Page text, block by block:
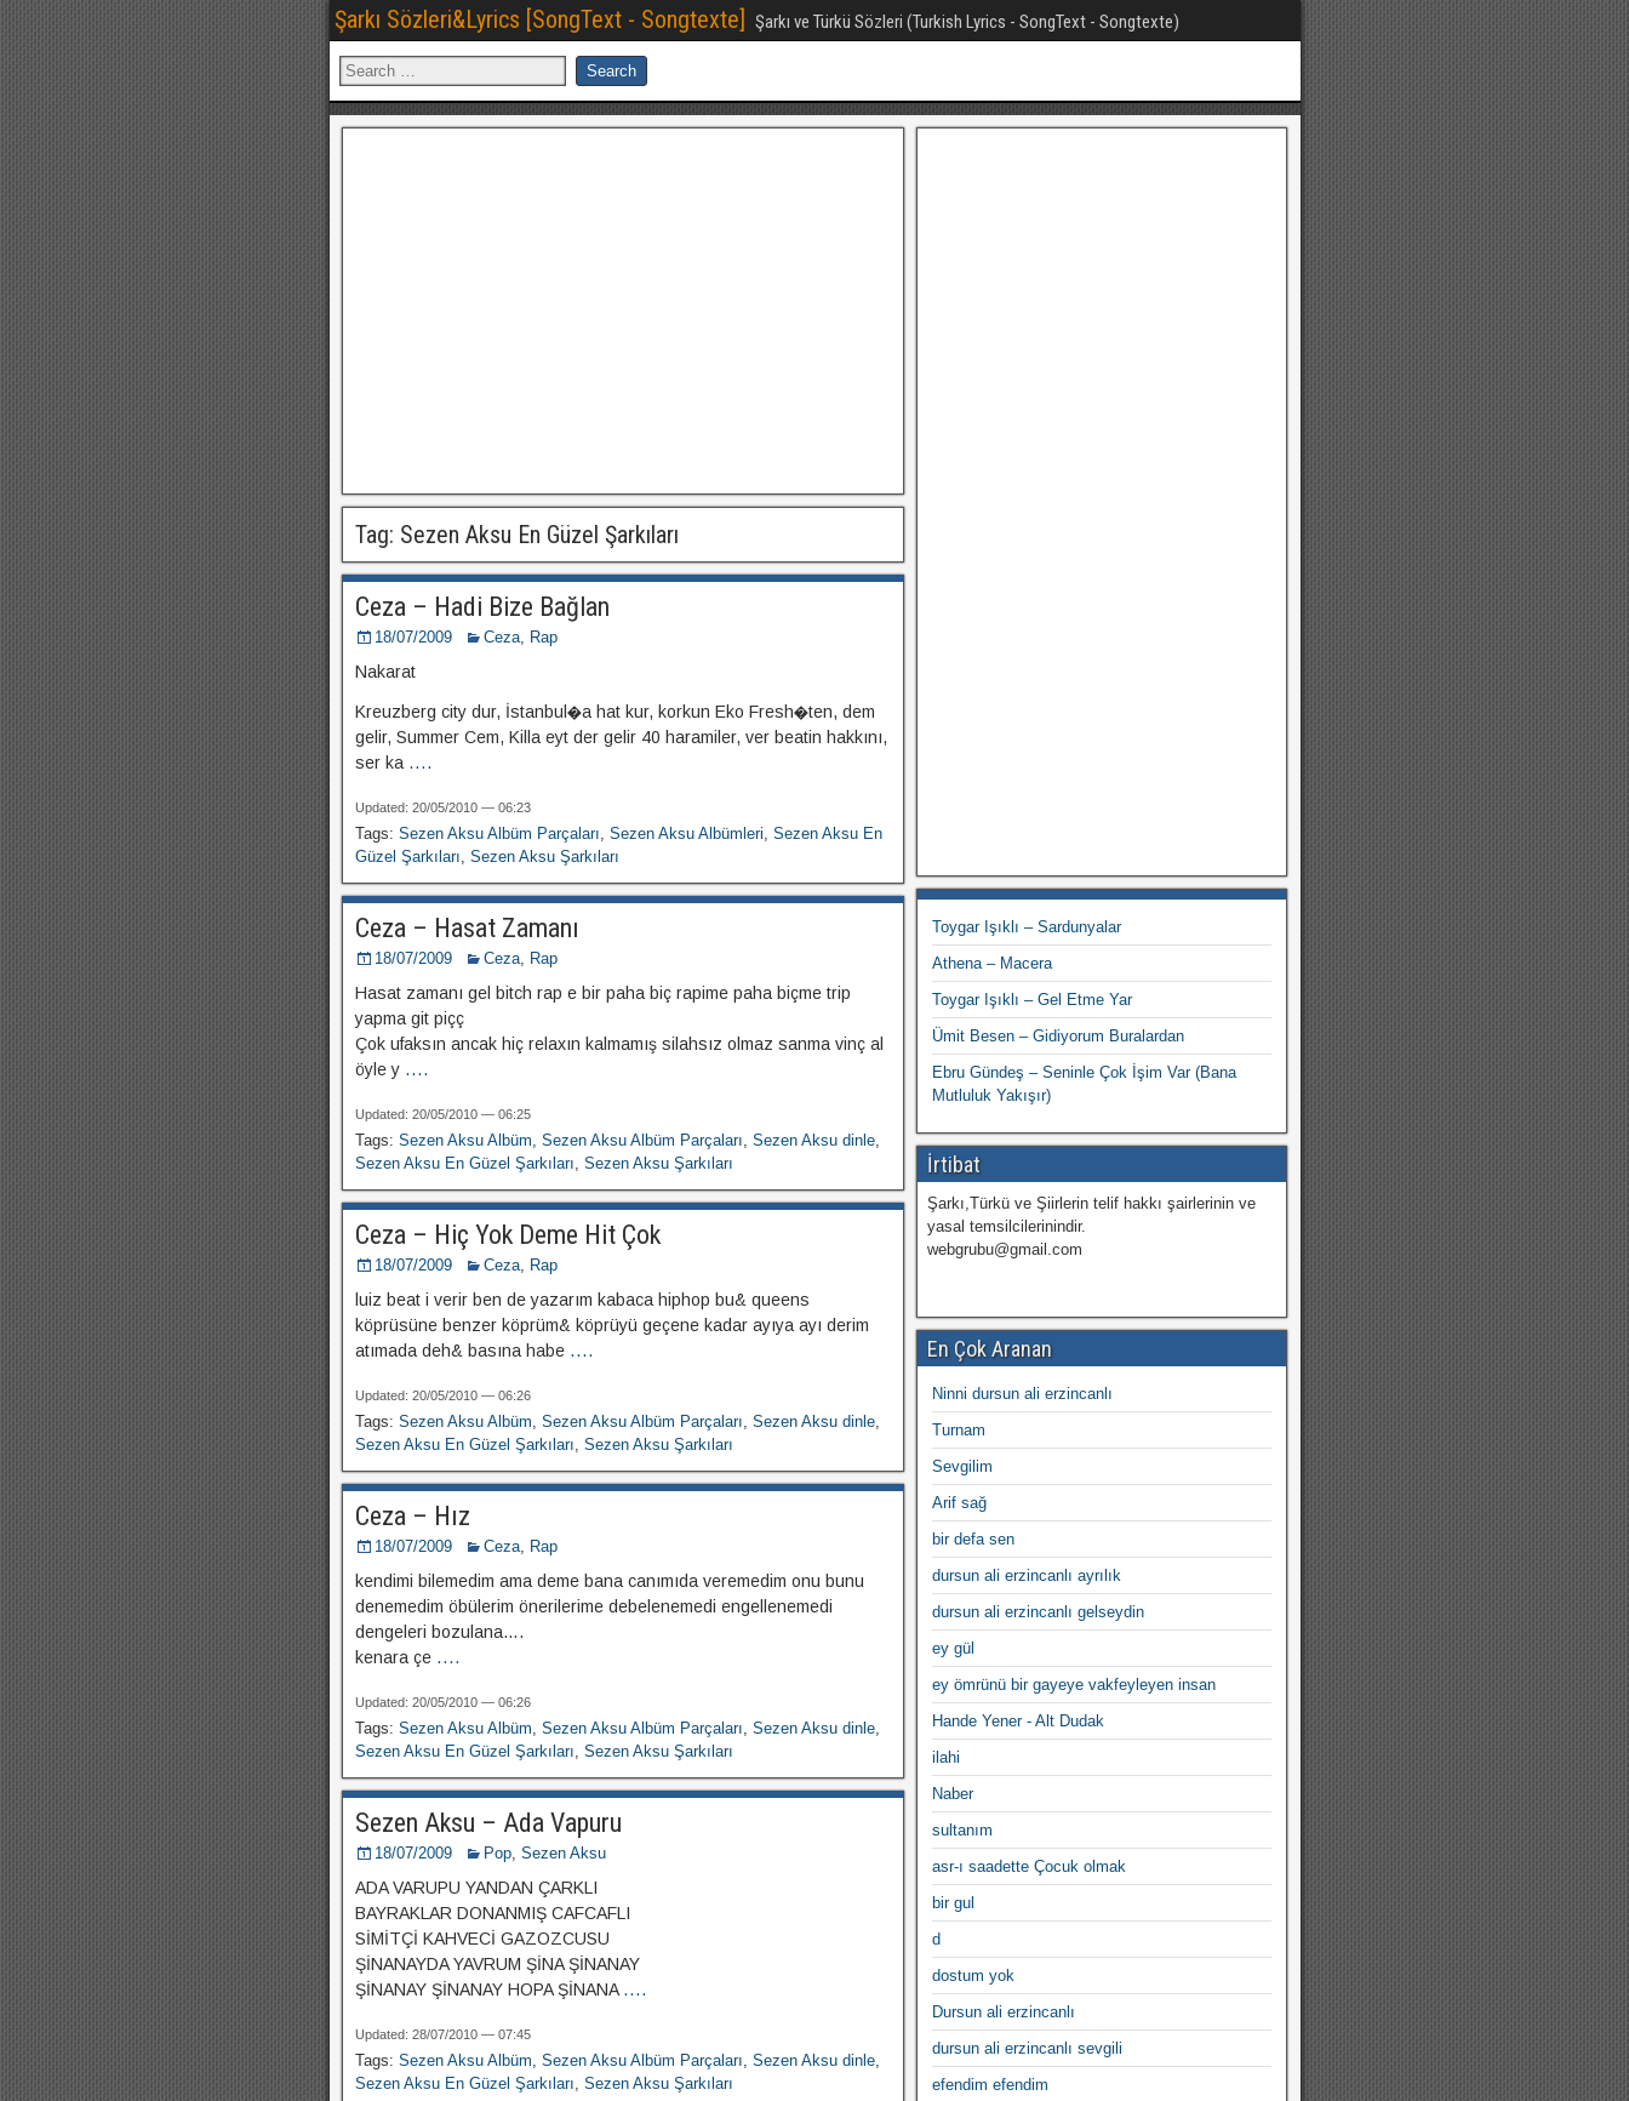
Şarkı Sözleri&Lyrics [SongText - Songtexte] Şarkı ve Türkü Sözleri (Turkish Lyrics - SongText - Songtexte)
Tag: Sezen Aksu En Güzel Şarkıları
Ceza – Hadi Bize Bağlan
18/07/2009 Ceza, Rap
Nakarat
Kreuzberg city dur, İstanbul�a hat kur, korkun Eko Fresh�ten, dem
gelir, Summer Cem, Killa eyt der gelir 40 haramiler, ver beatin hakkını,
ser ka ....
Updated: 20/05/2010 — 06:23
Tags: Sezen Aksu Albüm Parçaları, Sezen Aksu Albümleri, Sezen Aksu En
Güzel Şarkıları, Sezen Aksu Şarkıları
Ceza – Hasat Zamanı
18/07/2009 Ceza, Rap
Hasat zamanı gel bitch rap e bir paha biç rapime paha biçme trip
yapma git piçç
Çok ufaksın ancak hiç relaxın kalmamış silahsız olmaz sanma vinç al
öyle y ....
Updated: 20/05/2010 — 06:25
Tags: Sezen Aksu Albüm, Sezen Aksu Albüm Parçaları, Sezen Aksu dinle,
Sezen Aksu En Güzel Şarkıları, Sezen Aksu Şarkıları
Ceza – Hiç Yok Deme Hit Çok
18/07/2009 Ceza, Rap
luiz beat i verir ben de yazarım kabaca hiphop bu& queens
köprüsüne benzer köprüm& köprüyü geçene kadar ayıya ayı derim
atımada deh& basına habe ....
Updated: 20/05/2010 — 06:26
Tags: Sezen Aksu Albüm, Sezen Aksu Albüm Parçaları, Sezen Aksu dinle,
Sezen Aksu En Güzel Şarkıları, Sezen Aksu Şarkıları
Ceza – Hız
18/07/2009 Ceza, Rap
kendimi bilemedim ama deme bana canımıda veremedim onu bunu
denemedim öbülerim önerilerime debelenemedi engellenemedi
dengeleri bozulana….
kenara çe ....
Updated: 20/05/2010 — 06:26
Tags: Sezen Aksu Albüm, Sezen Aksu Albüm Parçaları, Sezen Aksu dinle,
Sezen Aksu En Güzel Şarkıları, Sezen Aksu Şarkıları
Sezen Aksu – Ada Vapuru
18/07/2009 Pop, Sezen Aksu
ADA VARUPU YANDAN ÇARKLI
BAYRAKLAR DONANMIŞ CAFCAFLI
SİMİTÇİ KAHVECİ GAZOZCUSU
ŞİNANAYDA YAVRUM ŞİNA ŞİNANAY
ŞİNANAY ŞİNANAY HOPA ŞİNANA ....
Updated: 28/07/2010 — 07:45
Tags: Sezen Aksu Albüm, Sezen Aksu Albüm Parçaları, Sezen Aksu dinle,
Sezen Aksu En Güzel Şarkıları, Sezen Aksu Şarkıları
Toygar Işıklı – Sardunyalar
Athena – Macera
Toygar Işıklı – Gel Etme Yar
Ümit Besen – Gidiyorum Buralardan
Ebru Gündeş – Seninle Çok İşim Var (Bana
Mutluluk Yakışır)
İrtibat
Şarkı,Türkü ve Şiirlerin telif hakkı şairlerinin ve
yasal temsilcilerinindir.
webgrubu@gmail.com
En Çok Aranan
Ninni dursun ali erzincanlı
Turnam
Sevgilim
Arif sağ
bir defa sen
dursun ali erzincanlı ayrılık
dursun ali erzincanlı gelseydin
ey gül
ey ömrünü bir gayeye vakfeyleyen insan
Hande Yener - Alt Dudak
ilahi
Naber
sultanım
asr-ı saadette Çocuk olmak
bir gul
d
dostum yok
Dursun ali erzincanlı
dursun ali erzincanlı sevgili
efendim efendim